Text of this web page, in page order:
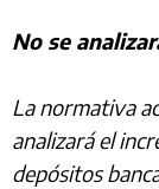
No se
La normativa
analizará el
depósitos